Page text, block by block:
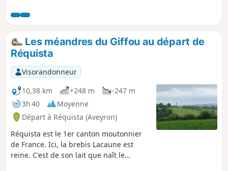
Lacaune.
Les méandres du Giffou au départ de
Réquista
Visorandonneur
10,38 km
+248 m
-247 m
3h 40
Moyenne
Départ à Réquista (Aveyron)
Réquista est le 1er canton moutonnier
de France. Ici, la brebis Lacaune est
reine. C'est de son lait que naît le